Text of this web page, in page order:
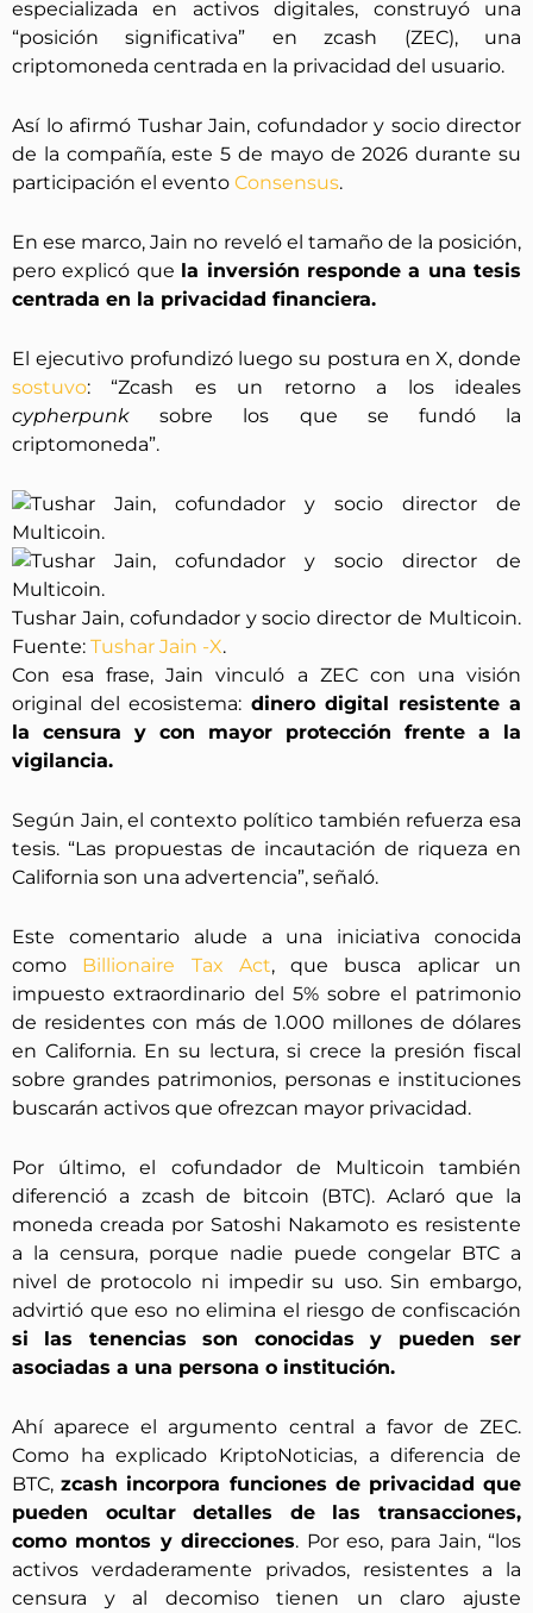
especializada en activos digitales, construyó una
“posición significativa” en zcash (ZEC), una
criptomoneda centrada en la privacidad del usuario.
Así lo afirmó Tushar Jain, cofundador y socio director
de la compañía, este 5 de mayo de 2026 durante su
participación el evento Consensus.
En ese marco, Jain no reveló el tamaño de la posición,
pero explicó que la inversión responde a una tesis
centrada en la privacidad financiera.
El ejecutivo profundizó luego su postura en X, donde
sostuvo: “Zcash es un retorno a los ideales
cypherpunksobre los que se fundó la
criptomoneda”.
Tushar Jain, cofundador y socio director de Multicoin.
Fuente: Tushar Jain -X.
Con esa frase, Jain vinculó a ZEC con una visión
original del ecosistema: dinero digital resistente a
la censura y con mayor protección frente a la
vigilancia.
Según Jain, el contexto político también refuerza esa
tesis. “Las propuestas de incautación de riqueza en
California son una advertencia”, señaló.
Este comentario alude a una iniciativa conocida
como Billionaire Tax Act, que busca aplicar un
impuesto extraordinario del 5% sobre el patrimonio
de residentes con más de 1.000 millones de dólares
en California. En su lectura, si crece la presión fiscal
sobre grandes patrimonios, personas e instituciones
buscarán activos que ofrezcan mayor privacidad.
Por último, el cofundador de Multicoin también
diferenció a zcash de bitcoin (BTC). Aclaró que la
moneda creada por Satoshi Nakamoto es resistente
a la censura, porque nadie puede congelar BTC a
nivel de protocolo ni impedir su uso. Sin embargo,
advirtió que eso no elimina el riesgo de confiscación
si las tenencias son conocidas y pueden ser
asociadas a una persona o institución.
Ahí aparece el argumento central a favor de ZEC.
Como ha explicado KriptoNoticias, a diferencia de
BTC,zcash incorpora funciones de privacidad que
pueden ocultar detalles de las transacciones,
como montos y direcciones. Por eso, para Jain, “los
activos verdaderamente privados, resistentes a la
censura y al decomiso tienen un claro ajuste